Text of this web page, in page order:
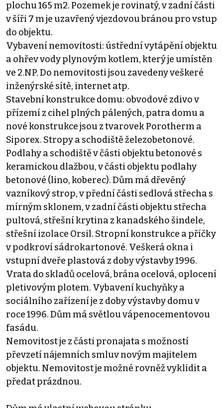
plochu 165 m2. Pozemek je rovinatý, v zadní části
v šíři 7 m je uzavřený vjezdovou bránou pro vstup
do objektu.
Vybavení nemovitosti: ústřední vytápění objektu
a ohřev vody plynovým kotlem, který je umístěn
ve 2.NP. Do nemovitosti jsou zavedeny veškeré
inženýrské sítě, internet atp.
Stavební konstrukce domu: obvodové zdivo v
přízemí z cihel plných pálených, patra domu a
nové konstrukce jsou z tvarovek Porotherm a
Siporex. Stropy a schodiště železobetonové.
Podlahy a schodiště v části objektu betonové s
keramickou dlažbou, v části objektu podlahy
betonové (lino, koberec). Dům má dřevěný
vazníkový strop, v přední části sedlová střecha s
mírným sklonem, v zadní části objektu střecha
pultová, střešní krytina z kanadského šindele,
střešní izolace Orsil. Stropní konstrukce a příčky
v podkroví sádrokartonové. Veškerá okna i
vstupní dveře plastová z doby výstavby 1996.
Vrata do skladů ocelová, brána ocelová, oplocení
pletivovým plotem. Vybavení kuchyňky a
sociálního zařízení je z doby výstavby domu v
roce 1996. Dům má světlou vápenocementovou
fasádu.
Nemovitost je z části pronajata s možností
převzetí nájemních smluv novým majitelem
objektu. Nemovitost je možné rovněž vyklidit a
předat prázdnou.